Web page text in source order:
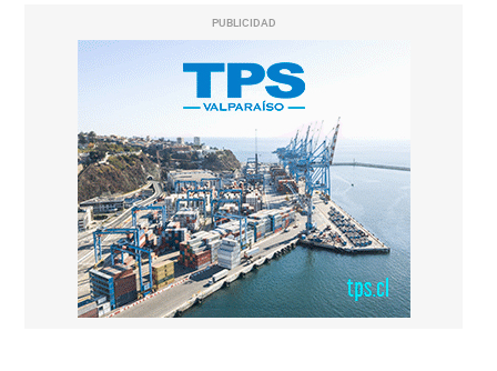
PUBLICIDAD